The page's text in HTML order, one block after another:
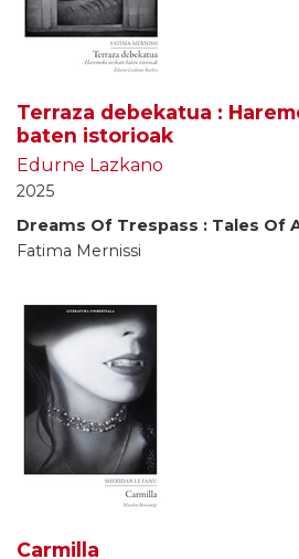
Terraza debekatua :
baten istorioak
Edurne Lazkano
2025
Dreams Of Trespass : Tales Of
Fatima Mernissi
Carmilla